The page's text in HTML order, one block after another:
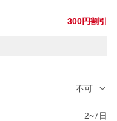
300円割引
不可
2~7日